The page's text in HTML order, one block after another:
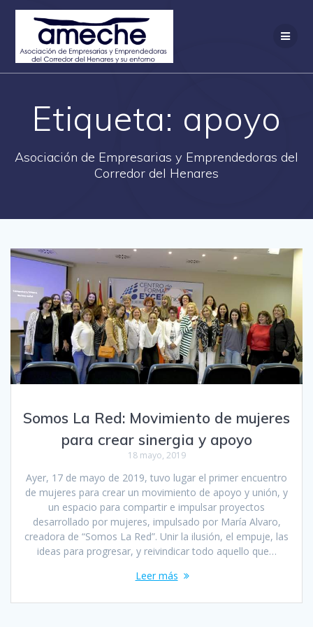
Saltar
Etiqueta: apoyo
Asociación de Empresarias y Emprendedoras del
Corredor del Henares
Somos La Red: Movimiento de mujeres
para crear sinergia y apoyo
18 mayo, 2019
Ayer, 17 de mayo de 2019, tuvo lugar el primer encuentro
de mujeres para crear un movimiento de apoyo y unión, y
un espacio para compartir e impulsar proyectos
desarrollado por mujeres, impulsado por María Alvaro,
creadora de “Somos La Red”. Unir la ilusión, el empuje, las
ideas para progresar, y reivindicar todo aquello que…
Leer más